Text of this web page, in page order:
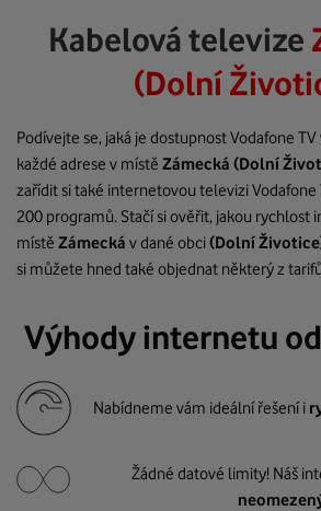
Kabelová televize
(Dolní
Podívejte se, jaká je dostupnost Vodafone
každé adrese v místě Zámecká (Dolní
zařídit si také internetovou televizi Vodafone
200 programů. Stačí si ověřit, jakou rychlost
místě Zámecká v dané obci(Dolní
si můžete hned také objednat některý z
Výhody internetu
Nabídneme vám ideální řešení i
Žádné datové limity! Náš